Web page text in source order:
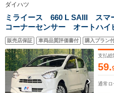
ダイハツ
ミライース 660 L SAIII ス
コーナーセンサー オートハ
オートライト CD再生
販売店保証 車両品質評価書付 購入プラン
支払総
59.
通常ロ